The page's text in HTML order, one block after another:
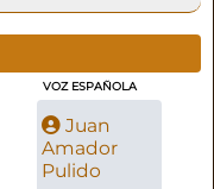
VOZ ESPAÑOLA
Juan
Amador
Pulido